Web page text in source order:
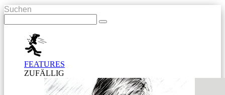
Suchen
FEATURES
ZUFÄLLIG